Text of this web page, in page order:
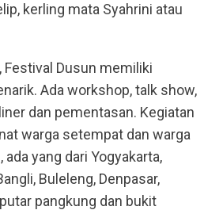
kerling mata Syahrini atau
Dusun memiliki
Ada workshop, talk show,
dan pementasan. Kegiatan
warga setempat dan warga
yang dari Yogyakarta,
Buleleng, Denpasar,
pangkung dan bukit